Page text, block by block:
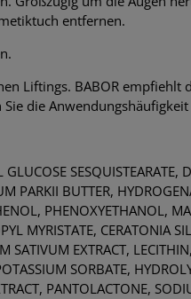
entfernen.
Liftings. BABOR
die
SESQUISTEARATE,
BUTTER,
PHENOXYETHANOL,
MYRISTATE, CERATONIA
SATIVUM EXTRACT,
SORBATE,
PANTOLACTONE,